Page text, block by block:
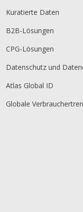
Kuratierte Daten
B2B-Lösungen
CPG-Lösungen
Datenschutz und
Atlas Global ID
Globale